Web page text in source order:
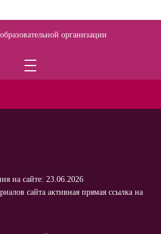
организации
на сайте: 23.06.2026
сайта активная прямая ссылка на